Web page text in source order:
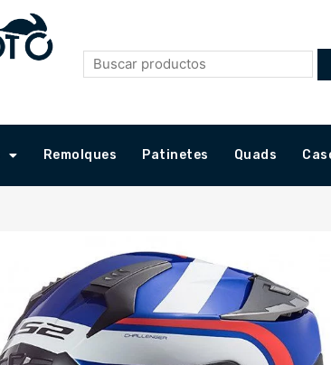
Remolques Patinetes Quads